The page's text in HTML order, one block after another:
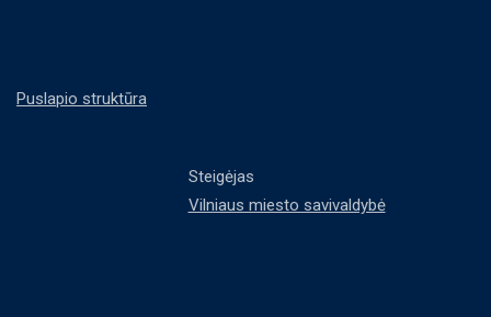
Puslapio struktūra
Steigėjas
Vilniaus miesto savivaldybė